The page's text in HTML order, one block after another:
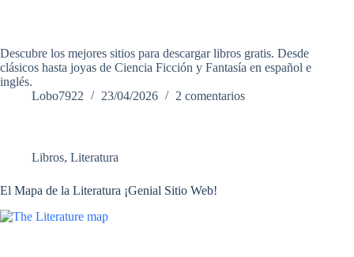
Descubre los mejores sitios para descargar libros gratis. Desde
clásicos hasta joyas de Ciencia Ficción y Fantasía en español e
inglés.
Lobo7922
23/04/2026 2 comentarios
Libros, Literatura
El Mapa de la Literatura ¡Genial Sitio Web!